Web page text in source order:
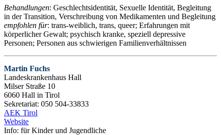
Behandlungen: Geschlechtsidentität, Sexuelle Identität, Begleitung
in der Transition, Verschreibung von Medikamenten und Begleitung
empfohlen für: trans-weiblich, trans, queer; Erfahrungen mit
körperlicher Gewalt; psychisch kranke, speziell depressive
Personen; Personen aus schwierigen Familienverhältnissen
Martin Fuchs
Landeskrankenhaus Hall
Milser Straße 10
6060 Hall in Tirol
Sekretariat: 050 504-33833
AEK Tirol
Website
Info: für Kinder und Jugendliche